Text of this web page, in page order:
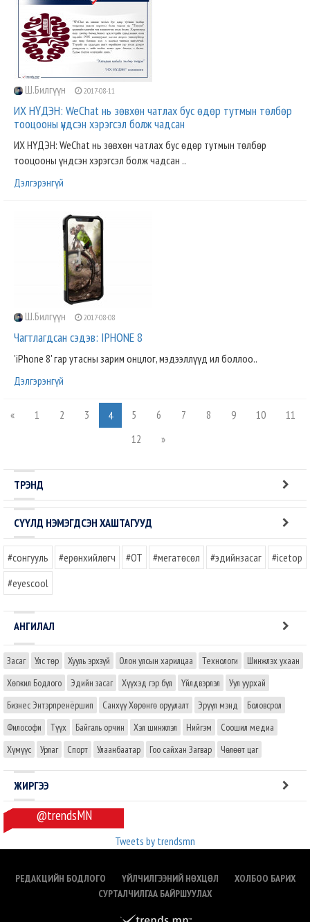
Ш.Билгүүн 2017-08-11
ИХ НҮДЭН: WeChat нь зөвхөн чатлах бус өдөр тутмын төлбөр
тооцооны үндсэн хэрэгсэл болж чадсан
ИХ НҮДЭН: WeChat нь зөвхөн чатлах бус өдөр тутмын төлбөр
тооцооны үндсэн хэрэгсэл болж чадсан ..
Дэлгэрэнгүй
Ш.Билгүүн 2017-08-08
Чагтлагдсан сэдэв: IPHONE 8
'iPhone 8' гар утасны зарим онцлог, мэдээллүүд ил боллоо..
Дэлгэрэнгүй
« 1 2 3 4 5 6 7 8 9 10
11
12
»
ТРЭНД
СҮҮЛД НЭМЭГДСЭН ХАШТАГУУД
#сонгууль #ерөнхийлөгч #OT #мегатөсөл #эдийнзасаг
#icetop
#eyescool
АНГИЛАЛ
Засаг Улс төр Хууль эрхзүй Олон улсын харилцаа Технологи
Шинжлэх ухаан
Хөгжил Бодлого
Эдийн засаг Хүүхэд гэр бүл Үйлдвэрлэл
Уул уурхай
Бизнес Энтэрпренёршип
Санхүү Хөрөнгө оруулалт Эрүүл мэнд
Боловсрол
Философи
Түүх Байгаль орчин Хэл шинжлэл Нийгэм
Соошил медиа
Хүмүүс
Урлаг Спорт Улаанбаатар Гоо сайхан Загвар Чөлөөт цаг
ЖИРГЭЭ
@trendsMN
Tweets by trendsmn
РЕДАКЦИЙН БОДЛОГО ҮЙЛЧИЛГЭЭНИЙ НӨХЦӨЛ
ХОЛБОО БАРИХ
СУРТАЛЧИЛГАА БАЙРШУУЛАХ